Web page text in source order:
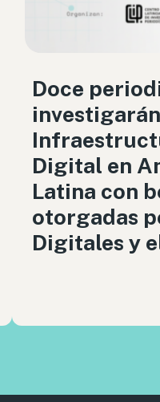
Doce
Digital en
Latina con
otorgadas
Digitales y